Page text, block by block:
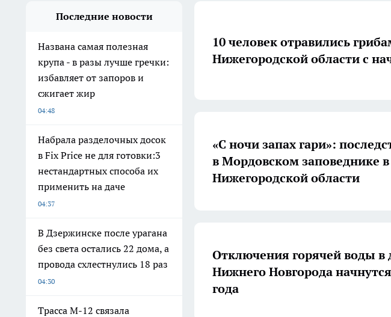
Последние новости
Названа самая полезная
крупа - в разы лучше гречки:
избавляет от запоров и
сжигает жир
04:48
Набрала разделочных досок
в Fix Price не для готовки:3
нестандартных способа их
применить на даче
04:37
В Дзержинске после урагана
без света остались 22 дома, а
провода схлестнулись 18 раз
04:30
Трасса М-12 связала
10 человек отравились
Нижегородской области с
«С ночи запах гари»:
в Мордовском заповеднике в
Нижегородской области
Отключения горячей воды в
Нижнего Новгорода
года